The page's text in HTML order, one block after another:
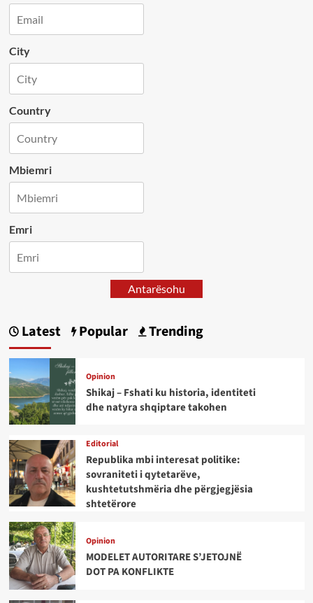
City
Country
Mbiemri
Emri
Antarësohu
Latest Popular Trending
Opinion
Shikaj – Fshati ku historia, identiteti
dhe natyra shqiptare takohen
Editorial
Republika mbi interesat politike:
sovraniteti i qytetarëve,
kushtetutshmëria dhe përgjegjësia
shtetërore
Opinion
MODELET AUTORITARE S’JETOJNË
DOT PA KONFLIKTE